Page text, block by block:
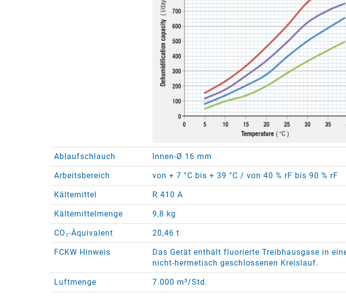
Ablaufschlauch Innen-Ø 16 mm
Arbeitsbereich von + 7 °C bis + 39 °C / von 40 % rF bis 90 % rF
Kältemittel R 410 A
Kältemittelmenge 9,8 kg
CO₂-Äquivalent 20,46 t
FCKW Hinweis
Das Gerät enthält fluorierte Treibhausgase in
nicht-hermetisch geschlossenen Kreislauf.
Luftmenge 7.000 m³/Std.